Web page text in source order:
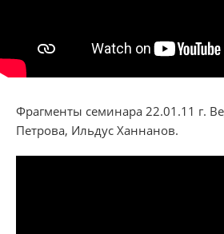
Фрагменты семинара 22.01.11 г.
Петрова, Ильдус Ханнанов.